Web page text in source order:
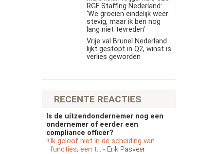
RGF Staffing Nederland:
‘We groeien eindelijk weer
stevig, maar ik ben nog
lang niet tevreden’
Vrije val Brunel Nederland
lijkt gestopt in Q2, winst is
verlies geworden
RECENTE REACTIES
Is de uitzendondernemer nog een
ondernemer of eerder een
compliance officer?
Ik geloof niet in de scheiding van
functies, een t... - Erik Pasveer